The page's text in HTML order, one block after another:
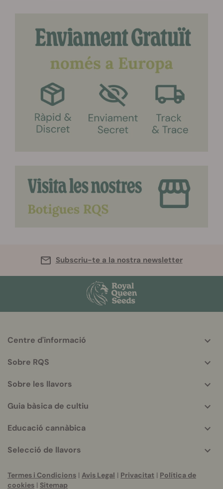
Subscriu-te a la nostra newsletter
info
Centre d'informació
Sobre RQS
Sobre les llavors
Guia bàsica de cultiu
Educació cannàbica
Selecció de llavors
Termes i Condicions | Avis Legal | Privacitat | Política de
cookies | Sitemap